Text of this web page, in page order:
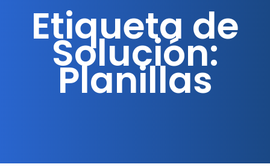
Etiqueta de
Solución:
Planillas